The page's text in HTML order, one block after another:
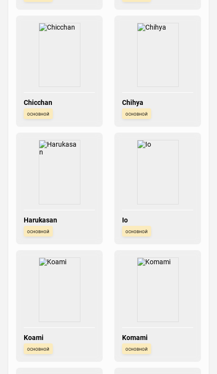
Chicchan
основной
Chihya
основной
Harukasan
основной
Io
основной
Koami
основной
Komami
основной